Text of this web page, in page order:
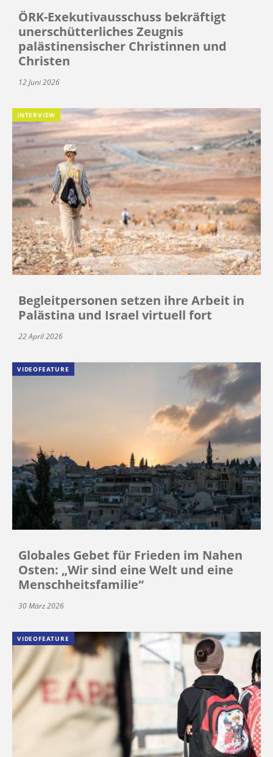
ÖRK-Exekutivausschuss bekräftigt
unerschütterliches Zeugnis
palästinensischer Christinnen und
Christen
12 Juni 2026
INTERVIEW
Begleitpersonen setzen ihre Arbeit in
Palästina und Israel virtuell fort
22 April 2026
VIDEOFEATURE
Globales Gebet für Frieden im Nahen
Osten: „Wir sind eine Welt und eine
Menschheitsfamilie“
30 März 2026
VIDEOFEATURE